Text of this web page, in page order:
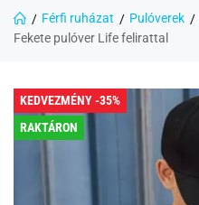
Férfi ruházat Pulóverek
Fekete pulóver Life felirattal
KEDVEZMÉNY -35%
RAKTÁRON